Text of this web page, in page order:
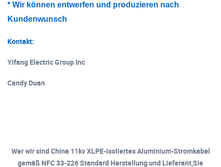
* Wir können entwerfen und produzieren nach
Kundenwunsch
Kontakt:
Yifang Electric Group Inc
Candy Duan
Wer wir sind China 11kv XLPE-isoliertes Aluminium-Stromkabel
gemäß NFC 33-226 Standard Herstellung und Lieferant,Sie